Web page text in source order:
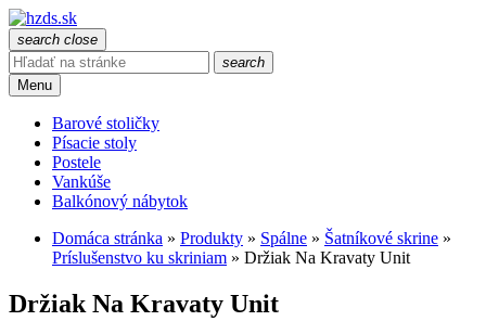
search close
search
Menu
Barové stoličky
Písacie stoly
Postele
Vankúše
Balkónový nábytok
Domáca stránka » Produkty » Spálne » Šatníkové skrine »
Príslušenstvo ku skriniam » Držiak Na Kravaty Unit
Držiak Na Kravaty Unit